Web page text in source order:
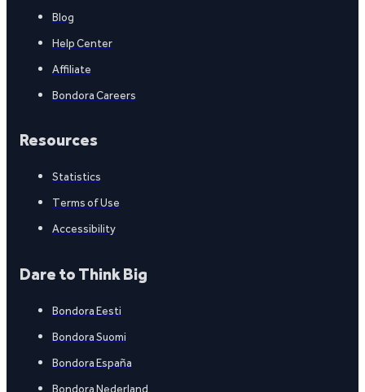
Blog
Help Center
Affiliate
Bondora Careers
Resources
Statistics
Terms of Use
Accessibility
Dare to Think Big
Bondora Eesti
Bondora Suomi
Bondora España
Bondora Nederland